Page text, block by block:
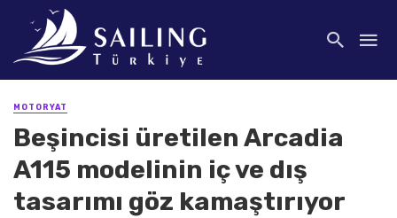
MOTORYAT
Beşincisi üretilen Arcadia
A115 modelinin iç ve dış
tasarımı göz kamaştırıyor